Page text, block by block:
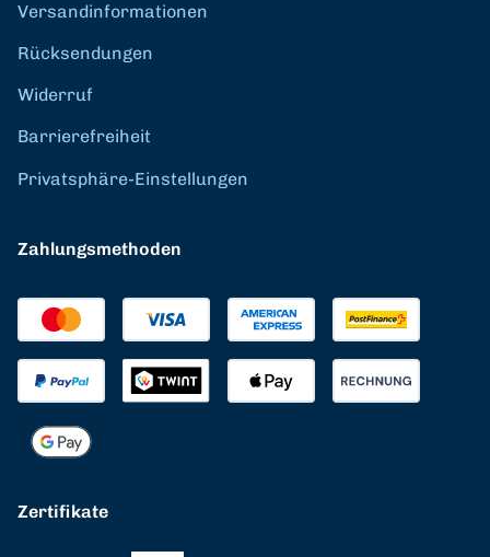
Versandinformationen
Rücksendungen
Widerruf
Barrierefreiheit
Privatsphäre-Einstellungen
Zahlungsmethoden
Zertifikate